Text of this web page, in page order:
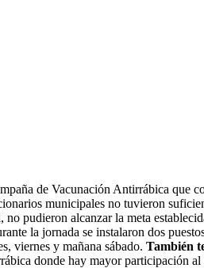
de Vacunación Antirrábica que
municipales no tuvieron
pudieron alcanzar la meta
la jornada se instalaron dos
viernes y mañana sábado. También
donde hay mayor participación